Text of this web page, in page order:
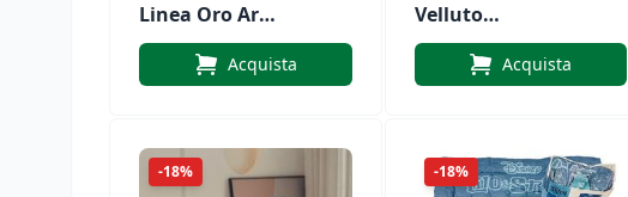
Linea Oro Art.
Cleris
Acquista
Velluto
Jacquard Con
Cuscino Acquista
-18% -18%